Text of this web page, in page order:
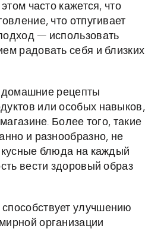
часто кажется, что
что отпугивает
— использовать
радовать себя и близких
домашние рецепты
или особых навыков,
Более того, такие
и разнообразно, не
блюда на каждый
вести здоровый образ
улучшению
организации